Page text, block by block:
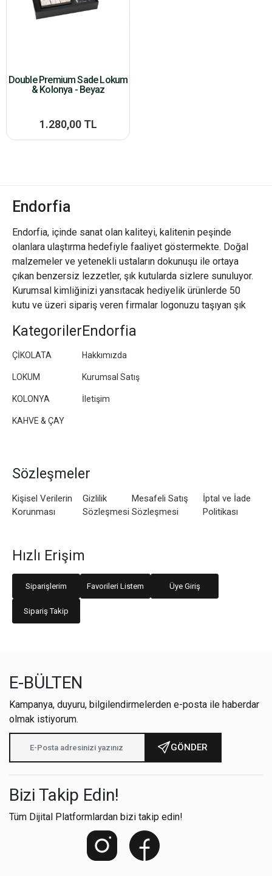
Double Premium Sade Lokum
& Kolonya - Beyaz
1.280,00 TL
Endorfia
Endorfia, içinde sanat olan kaliteyi, kalitenin peşinde
olanlara ulaştırma hedefiyle faaliyet göstermekte. Doğal
malzemeler ve yetenekli ustaların dokunuşu ile ortaya
çıkan benzersiz lezzetler, şık kutularda sizlere sunuluyor.
Kurumsal kimliğinizi yansıtacak hediyelik ürünlerde 50
kutu ve üzeri sipariş veren firmalar logonuzu taşıyan şık
Kategoriler
ÇİKOLATA
LOKUM
KOLONYA
KAHVE & ÇAY
Endorfia
Hakkımızda
Kurumsal Satış
İletişim
Sözleşmeler
Kişisel Verilerin
Korunması
Gizlilik
Sözleşmesi
Mesafeli Satış
Sözleşmesi
İptal ve İade
Politikası
Hızlı Erişim
Siparişlerim Favorileri Listem Üye Giriş
Sipariş Takip
E-BÜLTEN
Kampanya, duyuru, bilgilendirmelerden e-posta ile haberdar
olmak istiyorum.
GÖNDER
Bizi Takip Edin!
Tüm Dijital Platformlardan bizi takip edin!